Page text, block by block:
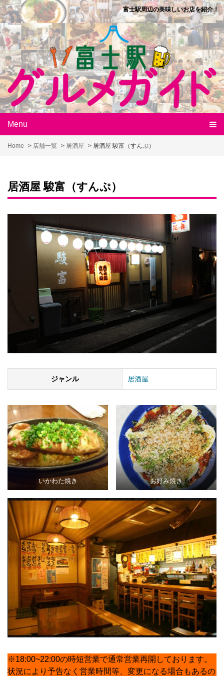
Skip
to
content
富士駅周辺の美味しいお店を紹介！
Menu
Home > 店舗一覧 > 居酒屋 > 居酒屋 駿富（すんぷ）
居酒屋 駿富（すんぷ）
ジャンル 居酒屋
いかわた焼き お好み焼き
※18:00~22:00の時短営業で通常営業再開しております。
状況により予告なく営業時間等、変更になる場合もあるの